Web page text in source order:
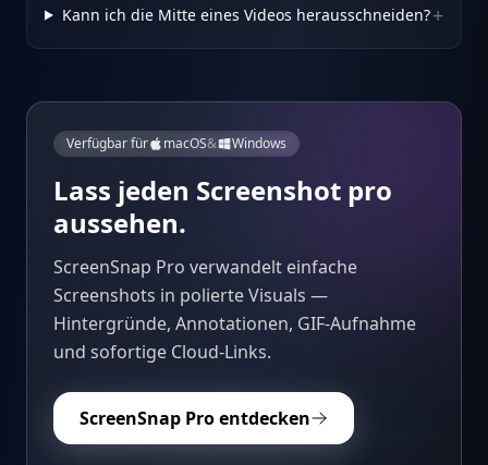
Kann ich die Mitte eines Videos herausschneiden?+
Verfügbar für macOS& Windows
Lass jeden Screenshot pro
aussehen.
ScreenSnap Pro verwandelt einfache
Screenshots in polierte Visuals —
Hintergründe, Annotationen, GIF-Aufnahme
und sofortige Cloud-Links.
ScreenSnap Pro entdecken